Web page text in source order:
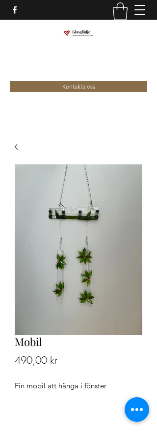
Kontakta oss
Mobil
490,00 krPris
Fin mobil att hänga i fönster